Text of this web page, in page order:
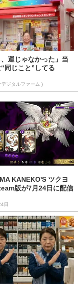
、運じゃなかった」当
同じこと”してる
デジタルファーム )
KANEKO'S ツクヨ
版が7月24日に配信
日